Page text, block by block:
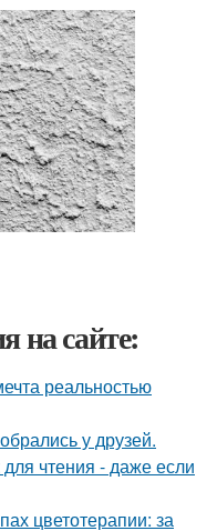
на сайте:
реальностью
у друзей.
чтения - даже если
цветотерапии: за